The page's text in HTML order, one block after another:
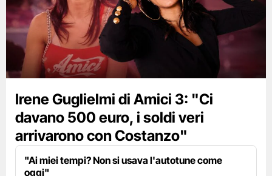
Irene Guglielmi di Amici 3: "Ci
davano 500 euro, i soldi veri
arrivarono con Costanzo"
"Ai miei tempi? Non si usava l'autotune come
oggi"